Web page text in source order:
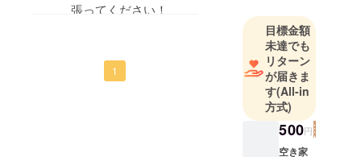
張ってください！
1
たいと立ち
上がりまし
た。
家づくりの
サポートと
共に、移住
を応援する
目標金額
未達でも
リターン
が届きま
す(All-in
方式)
500円
空き家